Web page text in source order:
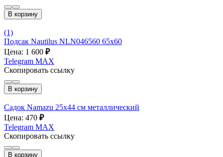
В корзину
(1)
Подсак Nautilus NLN046560 65x60
Цена: 1 600 ₽
Telegram MAX
Скопировать ссылку
В корзину
Садок Namazu 25х44 см металлический
Цена: 470 ₽
Telegram MAX
Скопировать ссылку
В корзину